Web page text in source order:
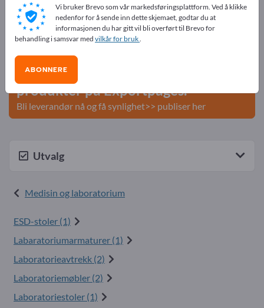
Annonser gratis på Exportpages!
Behov – Tilbud – Brukte varer – Forretningskontakter >>
start her
Publiser din bedrift og dine
produkter på Exportpages.
Bli leverandør nå og få synlighet>> publiser her
Utvalg
Medisin og laboratorium
ESD-stoler (1)
Labaratoriumarmaturer (1)
Laboratorieavtrekk (2)
Laboratoriemøbler (2)
Laboratoriestoler (1)
Vi bruker Brevo som vår markedsføringsplattform. Ved å klikke
nedenfor for å sende inn dette skjemaet, godtar du at
informasjonen du har gitt vil bli overført til Brevo for
behandling i samsvar med vilkår for bruk.
ABONNERE